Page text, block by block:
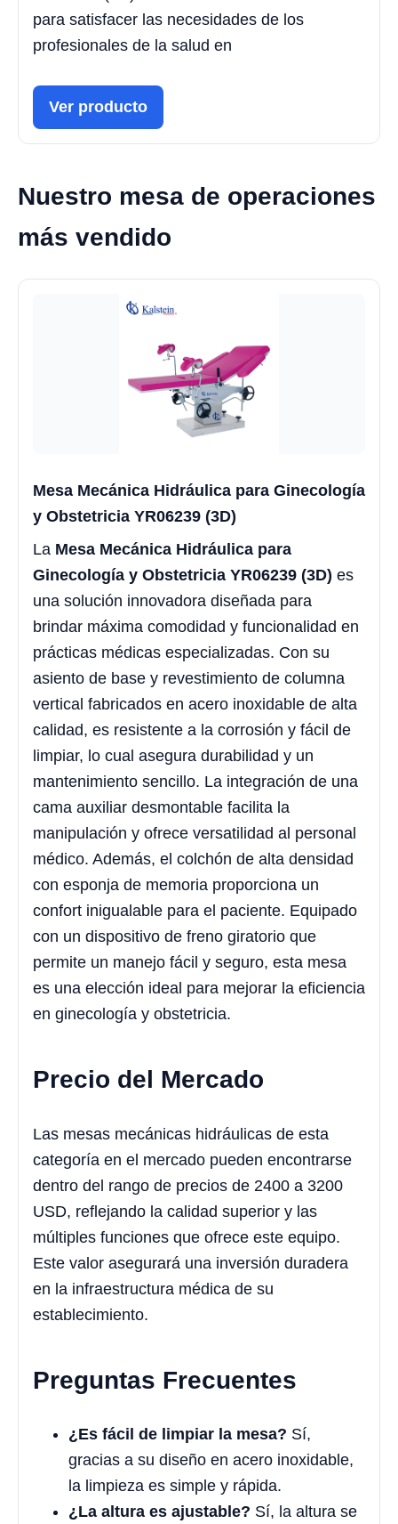
para satisfacer las necesidades de los
profesionales de la salud en
Ver producto
Nuestro mesa de operaciones
más vendido
Mesa Mecánica Hidráulica para Ginecología
y Obstetricia YR06239 (3D)
La Mesa Mecánica Hidráulica para
Ginecología y Obstetricia YR06239 (3D) es
una solución innovadora diseñada para
brindar máxima comodidad y funcionalidad en
prácticas médicas especializadas. Con su
asiento de base y revestimiento de columna
vertical fabricados en acero inoxidable de alta
calidad, es resistente a la corrosión y fácil de
limpiar, lo cual asegura durabilidad y un
mantenimiento sencillo. La integración de una
cama auxiliar desmontable facilita la
manipulación y ofrece versatilidad al personal
médico. Además, el colchón de alta densidad
con esponja de memoria proporciona un
confort inigualable para el paciente. Equipado
con un dispositivo de freno giratorio que
permite un manejo fácil y seguro, esta mesa
es una elección ideal para mejorar la eficiencia
en ginecología y obstetricia.
Precio del Mercado
Las mesas mecánicas hidráulicas de esta
categoría en el mercado pueden encontrarse
dentro del rango de precios de 2400 a 3200
USD, reflejando la calidad superior y las
múltiples funciones que ofrece este equipo.
Este valor asegurará una inversión duradera
en la infraestructura médica de su
establecimiento.
Preguntas Frecuentes
¿Es fácil de limpiar la mesa? Sí,
gracias a su diseño en acero inoxidable,
la limpieza es simple y rápida.
¿La altura es ajustable? Sí, la altura se